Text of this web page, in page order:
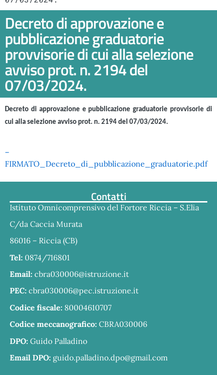
Decreto di approvazione e
pubblicazione graduatorie
provvisorie di cui alla selezione
avviso prot. n. 2194 del
07/03/2024.
Decreto di approvazione e pubblicazione graduatorie provvisorie di
cui alla selezione avviso prot. n. 2194 del 07/03/2024.
–
FIRMATO_Decreto_di_pubblicazione_graduatorie.pdf
Contatti
Istituto Omnicomprensivo del Fortore Riccia – S.Elia
C/da Caccia Murata
86016 – Riccia (CB)
Tel: 0874/716801
Email: cbra030006@istruzione.it
PEC: cbra030006@pec.istruzione.it
Codice fiscale: 80004610707
Codice meccanografico: CBRA030006
DPO: Guido Palladino
Email DPO: guido.palladino.dpo@gmail.com